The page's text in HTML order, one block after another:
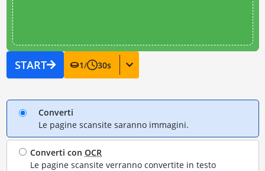
START 1/ 30s
Converti
Le pagine scansite saranno immagini.
Converti conOCR
Le pagine scansite verranno convertite in testo